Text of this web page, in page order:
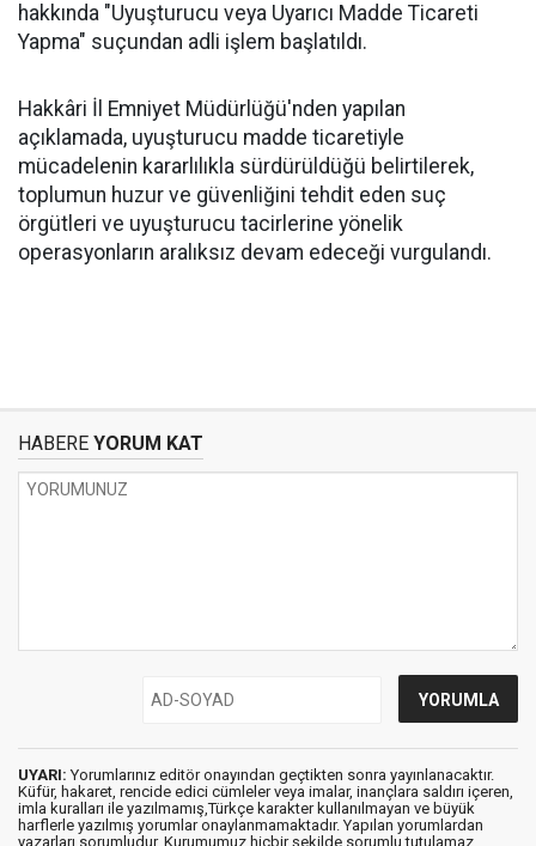
hakkında "Uyuşturucu veya Uyarıcı Madde Ticareti
Yapma" suçundan adli işlem başlatıldı.
Hakkâri İl Emniyet Müdürlüğü'nden yapılan
açıklamada, uyuşturucu madde ticaretiyle
mücadelenin kararlılıkla sürdürüldüğü belirtilerek,
toplumun huzur ve güvenliğini tehdit eden suç
örgütleri ve uyuşturucu tacirlerine yönelik
operasyonların aralıksız devam edeceği vurgulandı.
HABERE YORUM KAT
UYARI: Yorumlarınız editör onayından geçtikten sonra yayınlanacaktır.
Küfür, hakaret, rencide edici cümleler veya imalar, inançlara saldırı içeren,
imla kuralları ile yazılmamış,Türkçe karakter kullanılmayan ve büyük
harflerle yazılmış yorumlar onaylanmamaktadır. Yapılan yorumlardan
yazarları sorumludur. Kurumumuz hiçbir şekilde sorumlu tutulamaz.